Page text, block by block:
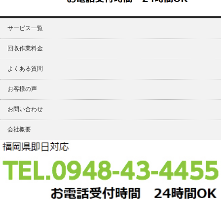
サービス一覧
回収作業料金
よくある質問
お客様の声
お問い合わせ
会社概要